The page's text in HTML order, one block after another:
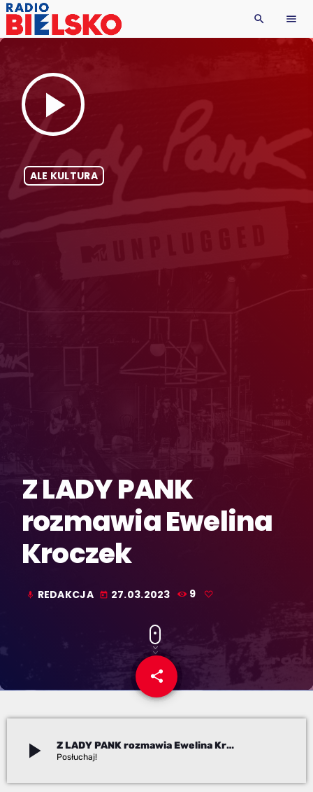
search menu
play_arrow
ALE KULTURA
Z LADY PANK
rozmawia Ewelina
Kroczek
mic REDAKCJA today 27.03.2023 9
share
email
play_arrow Z LADY PANK rozmawia Ewelina Kroczek